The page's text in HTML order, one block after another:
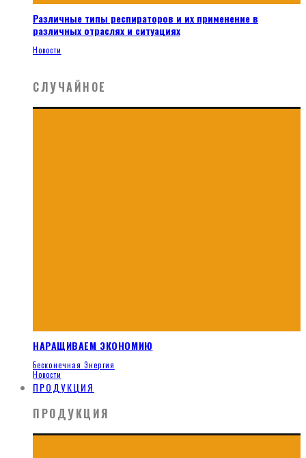
Различные типы респираторов и их применение в
различных отраслях и ситуациях
Новости
СЛУЧАЙНОЕ
НАРАЩИВАЕМ ЭКОНОМИЮ
Бесконечная Энергия
Новости
ПРОДУКЦИЯ
ПРОДУКЦИЯ